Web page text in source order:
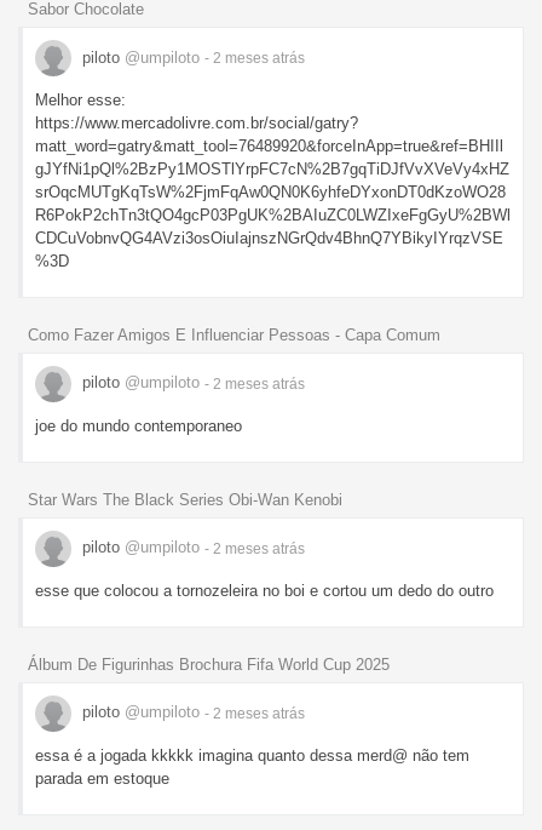
Sabor Chocolate
piloto @umpiloto - 2 meses atrás
Melhor esse:
https://www.mercadolivre.com.br/social/gatry?
matt_word=gatry&matt_tool=76489920&forceInApp=true&ref=BHIIl
gJYfNi1pQl%2BzPy1MOSTlYrpFC7cN%2B7gqTiDJfVvXVeVy4xHZ
srOqcMUTgKqTsW%2FjmFqAw0QN0K6yhfeDYxonDT0dKzoWO28
R6PokP2chTn3tQO4gcP03PgUK%2BAIuZC0LWZIxeFgGyU%2BWl
CDCuVobnvQG4AVzi3osOiuIajnszNGrQdv4BhnQ7YBikyIYrqzVSE
%3D
Como Fazer Amigos E Influenciar Pessoas - Capa Comum
piloto @umpiloto - 2 meses atrás
joe do mundo contemporaneo
Star Wars The Black Series Obi-Wan Kenobi
piloto @umpiloto - 2 meses atrás
esse que colocou a tornozeleira no boi e cortou um dedo do outro
Álbum De Figurinhas Brochura Fifa World Cup 2025
piloto @umpiloto - 2 meses atrás
essa é a jogada kkkkk imagina quanto dessa merd@ não tem
parada em estoque